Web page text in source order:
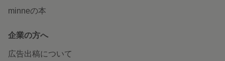
minneの本
企業の方へ
広告出稿について